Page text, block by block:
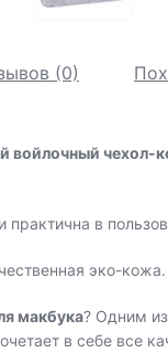
(0)
войлочный чехол-
практична в
эко-кожа.
макбука? Одним
в себе все